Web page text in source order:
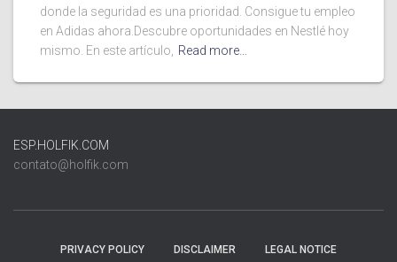
donde la seguridad es una prioridad. Consigue tu empleo
en Adidas ahora.Descubre oportunidades en Nestlé hoy
mismo. En este artículo,
Read more…
ESP.HOLFIK.COM
contato@holfik.com
PRIVACY POLICY DISCLAIMER LEGAL NOTICE